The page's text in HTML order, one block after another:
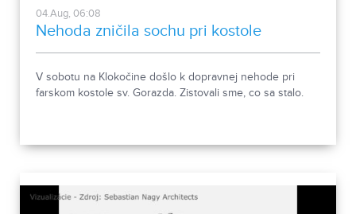
04.Aug, 06:08
Nehoda zničila sochu pri kostole
V sobotu na Klokočine došlo k dopravnej nehode pri
farskom kostole sv. Gorazda. Zistovali sme, co sa stalo.